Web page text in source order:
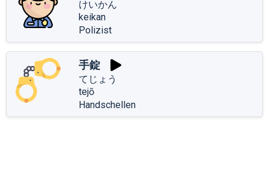
けいかん
keikan
Polizist
手錠
てじょう
tejō
Handschellen